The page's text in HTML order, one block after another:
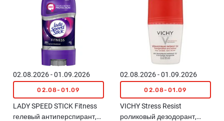
02.08.2026 - 01.09.2026
02.08-01.09
LADY SPEED STICK Fitness
гелевый антиперспирант,
02.08.2026 - 01.09.2026
02.08-01.09
VICHY Stress Resist
роликовый дезодорант,